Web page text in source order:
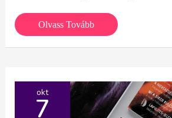
Szereted
csinálod?
Olvass Tovább
okt
7